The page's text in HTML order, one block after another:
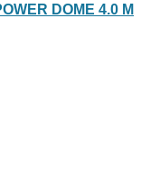
DOME 4.0 M